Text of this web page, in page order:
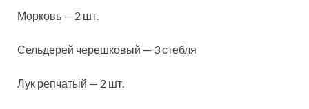
Морковь — 2 шт.
Сельдерей черешковый — 3 стебля
Лук репчатый — 2 шт.